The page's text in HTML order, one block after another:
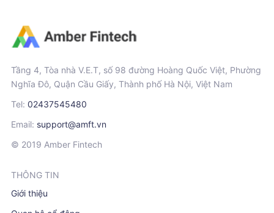
Tầng 4, Tòa nhà V.E.T, số 98 đường Hoàng Quốc Việt, Phường
Nghĩa Đô, Quận Cầu Giấy, Thành phố Hà Nội, Việt Nam
Tel: 02437545480
Email: support@amft.vn
© 2019 Amber Fintech
THÔNG TIN
Giới thiệu